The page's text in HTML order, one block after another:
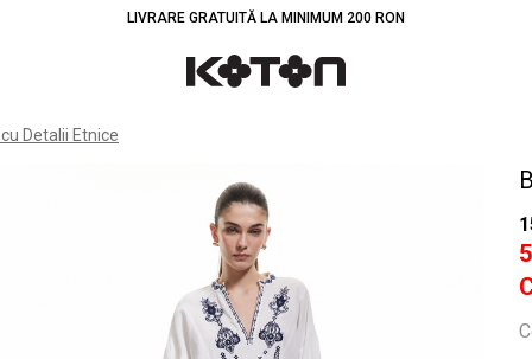
LIVRARE GRATUITĂ LA MINIMUM 200 RON
Detalii Etnice